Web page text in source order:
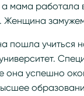
мама работала
Женщина
пошла учиться
она успешно